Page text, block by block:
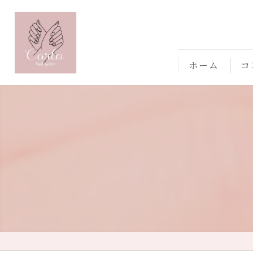
ホーム コ